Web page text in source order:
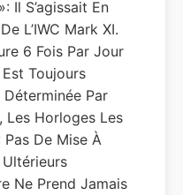
Il S’agissait En
L’IWC Mark XI.
6 Fois Par Jour
Toujours
Par
Les Horloges Les
Pas De Mise À
Ne Prend Jamais